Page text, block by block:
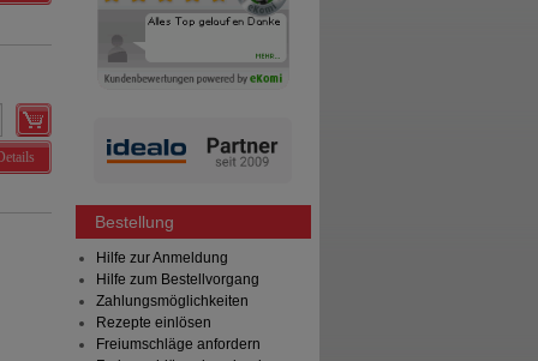
Bestellung
Hilfe zur Anmeldung
Hilfe zum Bestellvorgang
Zahlungsmöglichkeiten
Rezepte einlösen
Freiumschläge anfordern